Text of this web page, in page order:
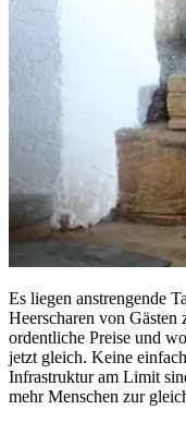
Es liegen anstrengende
Heerscharen von
ordentliche Preise und
jetzt gleich. Keine
Infrastruktur am Limit
mehr Menschen zur